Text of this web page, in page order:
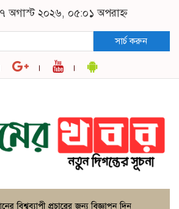
অগাস্ট ২০২৬, ০৫:০১ অপরাহ্ন
সার্চ করুন